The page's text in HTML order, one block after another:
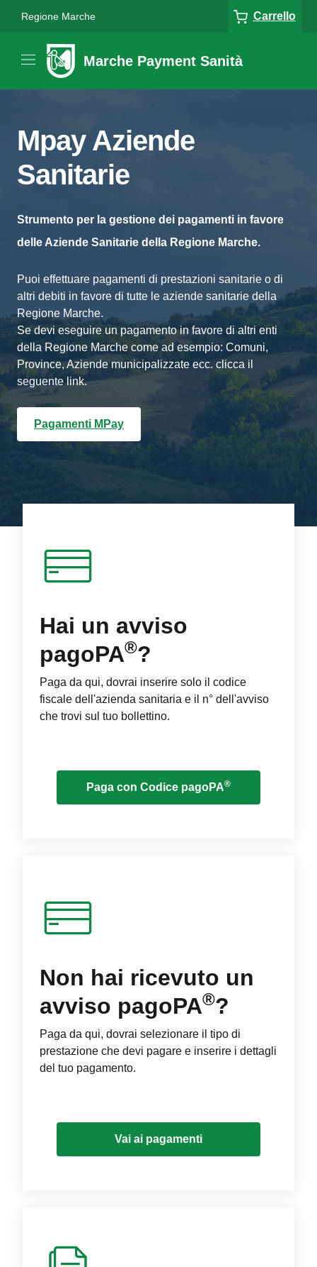
Regione Marche Carrello
Marche Payment Sanità
Mpay Aziende
Sanitarie
Strumento per la gestione dei pagamenti in favore
delle Aziende Sanitarie della Regione Marche.
Puoi effettuare pagamenti di prestazioni sanitarie o di
altri debiti in favore di tutte le aziende sanitarie della
Regione Marche.
Se devi eseguire un pagamento in favore di altri enti
della Regione Marche come ad esempio: Comuni,
Province, Aziende municipalizzate ecc. clicca il
seguente link.
Pagamenti MPay
Hai un avviso
pagoPA®?
Paga da qui, dovrai inserire solo il codice
fiscale dell'azienda sanitaria e il n° dell'avviso
che trovi sul tuo bollettino.
Paga con Codice pagoPA®
Non hai ricevuto un
avviso pagoPA®?
Paga da qui, dovrai selezionare il tipo di
prestazione che devi pagare e inserire i dettagli
del tuo pagamento.
Vai ai pagamenti